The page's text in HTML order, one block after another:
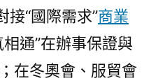
接“國際需求”商業
相通”在辦事保證與
在冬奧會、服貿會